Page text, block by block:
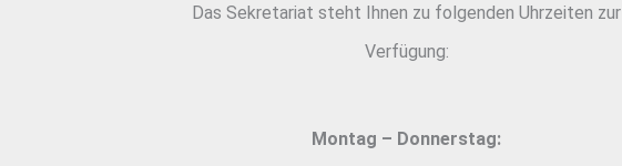
Das Sekretariat steht Ihnen zu folgenden Uhrzeiten zur
Verfügung:
Montag – Donnerstag: